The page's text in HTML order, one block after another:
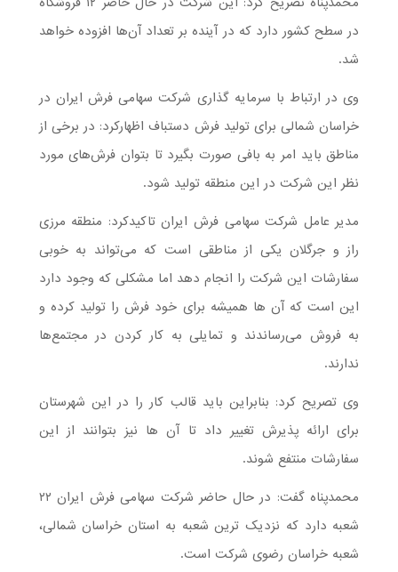
در سطح کشور دارد که در آینده بر تعداد آن‌ها افزوده خواهد
شد.
وی در ارتباط با سرمایه گذاری شرکت سهامی فرش ایران در
خراسان شمالی برای تولید فرش دستباف اظهارکرد: در برخی از
مناطق باید امر به بافی صورت بگیرد تا بتوان فرش‌های مورد
نظر این شرکت در این منطقه تولید شود.
مدیر عامل شرکت سهامی فرش ایران تاکیدکرد: منطقه مرزی
راز و جرگلان یکی از مناطقی است که می‌تواند به خوبی
سفارشات این شرکت را انجام دهد اما مشکلی که وجود دارد
این است که آن ها همیشه برای خود فرش را تولید کرده و
به فروش می‌رساندند و تمایلی به کار کردن در مجتمع‌ها
ندارند.
وی تصریح کرد: بنابراین باید قالب کار را در این شهرستان
برای ارائه پذیرش تغییر داد تا آن ها نیز بتوانند از این
سفارشات منتفع شوند.
محمدپناه گفت: در حال حاضر شرکت سهامی فرش ایران ۲۲
شعبه دارد که نزدیک ترین شعبه به استان خراسان شمالی،
شعبه خراسان رضوی شرکت است.